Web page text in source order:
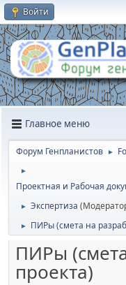
Войти
Главное меню
Форум Генпланистов ►
►
Проектная и Рабочая
► Экспертиза
► ПИРы (смета на
ПИРы
проекта)